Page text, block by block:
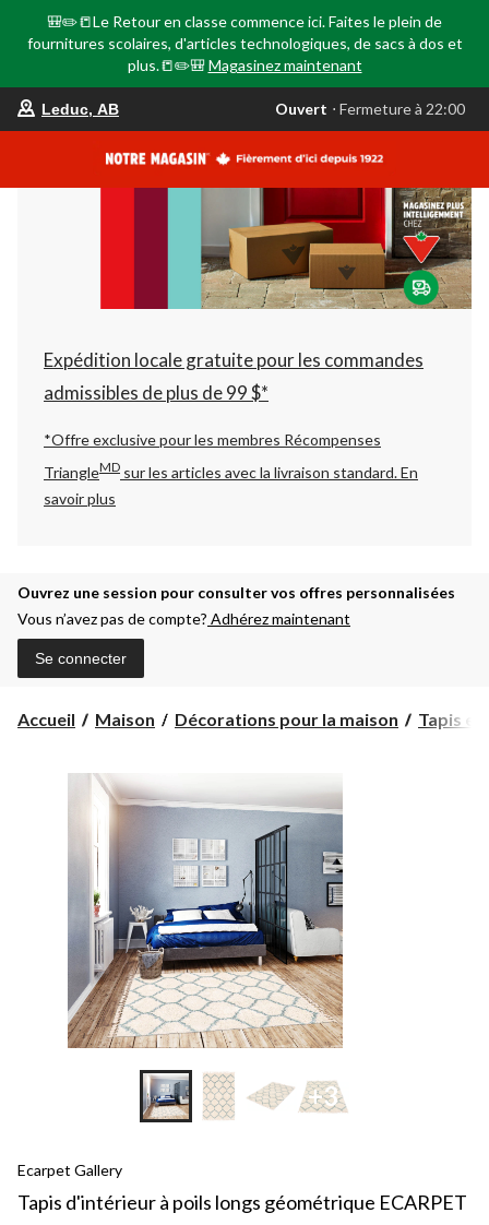
🎒✏️📒Le Retour en classe commence ici. Faites le plein de
fournitures scolaires, d'articles technologiques, de sacs à dos et
plus.📒✏️🎒 Magasinez maintenant
votre
est
AB,
Ouvert,
Fermeture
à
22:00
changer
Leduc, AB Ouvert ⋅ Fermeture à 22:00
Expédition locale gratuite pour les commandes
admissibles de plus de 99 $*
*Offre exclusive pour les membres Récompenses
TriangleMD sur les articles avec la livraison standard.En
savoir plus
Ouvrez une session pour consulter vos offres personnalisées
Vous n’avez pas de compte? Adhérez maintenant
Se connecter
Accueil Maison Décorations pour la maison Tapis et
+3
Ecarpet Gallery
Tapis d'intérieur à poils longs géométrique ECARPET